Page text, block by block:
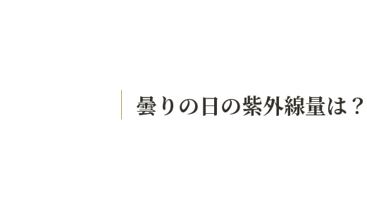
曇りの日の紫外線量は？